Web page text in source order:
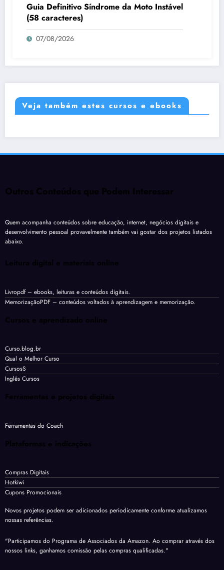
Guia Definitivo Síndrome da Moto Instável
(58 caracteres)
07/08/2026
Veja também estes cursos e ebooks
Outros Conteúdos que Podem Interessar
Quem acompanha conteúdos sobre educação, internet, negócios digitais e
desenvolvimento pessoal provavelmente também vai gostar dos projetos listados
abaixo.
Leitura digital e materiais online
Livropdf– ebooks, leituras e conteúdos digitais.
MemorizaçãoPDF – conteúdos voltados à aprendizagem e memorização.
Cursos e aprendizado online
Curso.blog.br
Qual o Melhor Curso
CursosS
Inglês Cursos
Ferramentas e projetos digitais
Ferramentas do Coach
Plataformas e indicações
Compras Digitais
Hotkiwi
Cupons Promocionais
Novos projetos podem ser adicionados periodicamente conforme atualizamos
nossas referências.
"Participamos do Programa de Associados da Amazon. Ao comprar através dos
nossos links, ganhamos comissão pelas compras qualificadas."